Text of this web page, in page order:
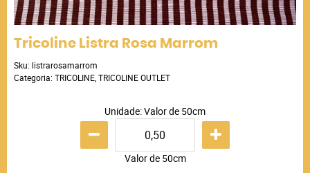
Tricoline Listra Rosa Marrom
Sku: listrarosamarrom
Categoria: TRICOLINE TRICOLINE OUTLET
Unidade: Valor de 50cm
Valor de 50cm